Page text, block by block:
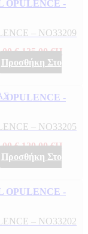
– NO33209
€.135,00€Η
Προσθήκη Στο
– NO33205
€.120,00€Η
Προσθήκη Στο
– NO33202